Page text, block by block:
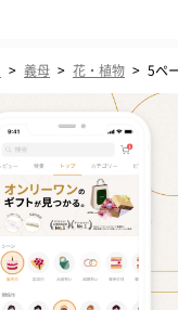
> 義母 > 花・植物 > 5ペ